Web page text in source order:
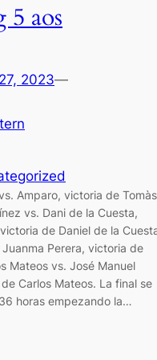
5 aos
2023—
Amparo, victoria de Tomàs
vs. Dani de la Cuesta,
de Daniel de la
Perera, victoria de
Mateos vs. José Manuel
Carlos Mateos. La final se
horas empezando la…